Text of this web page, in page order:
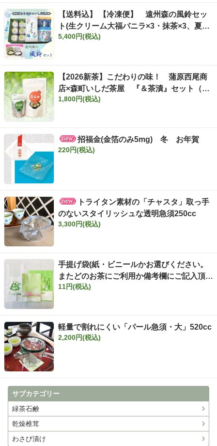
【送料込】 【冷凍便】 遠州森の風鈴セッ
ト(生クリーム大福バニラ×3・抹茶×3、夏す
ずか100ｇ、ティーバッグ深山11ヶ入・きら
5,400円(税込)
【2026新茶】こだわりの味！ 蒲原西尾商
店×森町いしだ茶屋 『＆茶漬』セット（ア
ンドちゃづけ）
1,800円(税込)
招福金(金箔のみ5mg) 冬 お年賀
220円(税込)
トライタン素材の「チャスタ」取っ手
のないスタイリッシュな透明急須250cc
3,300円(税込)
手提げ袋(紙・ビニールかお選びください。
またどのお茶にご利用か備考欄にご記入頂け
ればこちらでそれに合ったサイズの袋をお付
11円(税込)
軽量で割れにくい「パール急須・大」520cc
2,200円(税込)
サブカテゴリー
緑茶石鹸
乾燥椎茸
わさび漬け